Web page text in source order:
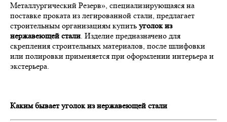
Металлургический Резерв», специализирующаяся на
поставке проката из легированной стали, предлагает
строительным организациям купить уголок из
нержавеющей стали. Изделие предназначено для
скрепления строительных материалов, после шлифовки
или полировки применяется при оформлении интерьера и
экстерьера.
Каким бывает уголок из нержавеющей стали